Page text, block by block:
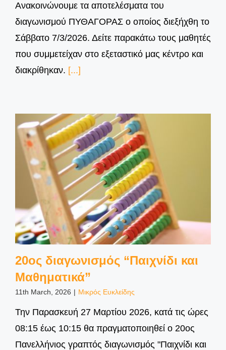
Ανακοινώνουμε τα αποτελέσματα του
διαγωνισμού ΠΥΘΑΓΟΡΑΣ ο οποίος διεξήχθη το
Σάββατο 7/3/2026. Δείτε παρακάτω τους μαθητές
που συμμετείχαν στο εξεταστικό μας κέντρο και
διακρίθηκαν. [...]
20ος διαγωνισμός “Παιχνίδι και
Μαθηματικά”
11th March, 2026 | Μικρός Ευκλείδης
Την Παρασκευή 27 Μαρτίου 2026, κατά τις ώρες
08:15 έως 10:15 θα πραγματοποιηθεί ο 20ος
Πανελλήνιος γραπτός διαγωνισμός "Παιχνίδι και